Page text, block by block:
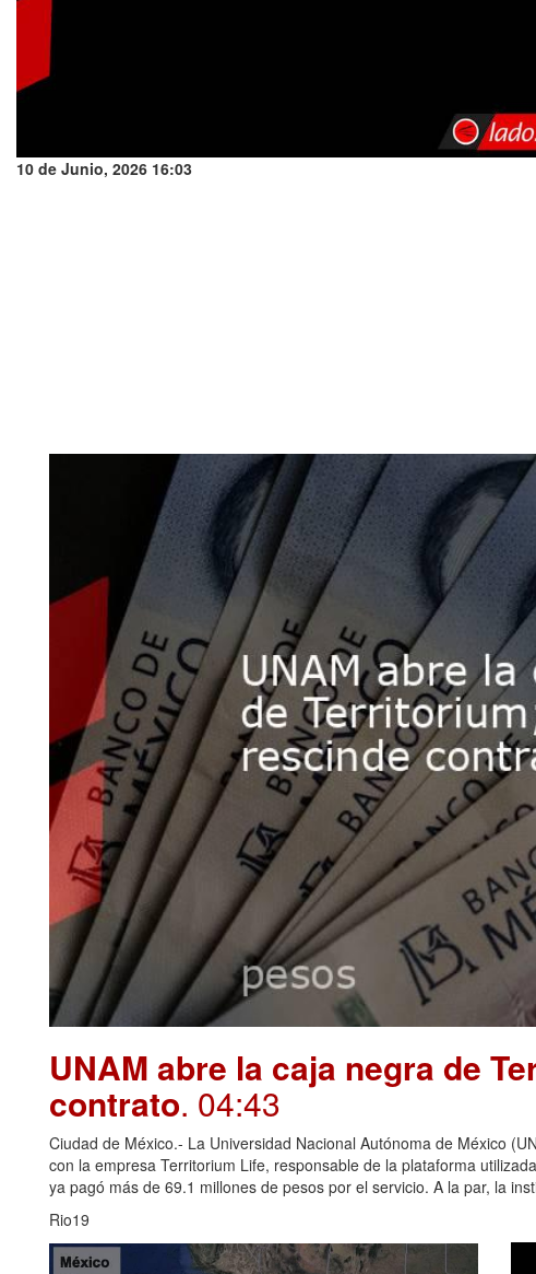
10 de Junio, 2026 16:03
UNAM abre la caja negra de
contrato. 04:43
Ciudad de México.- La Universidad Nacional Autónoma de México
con la empresa Territorium Life, responsable de la plataforma
ya pagó más de 69.1 millones de pesos por el servicio. A la par, la
Rio19